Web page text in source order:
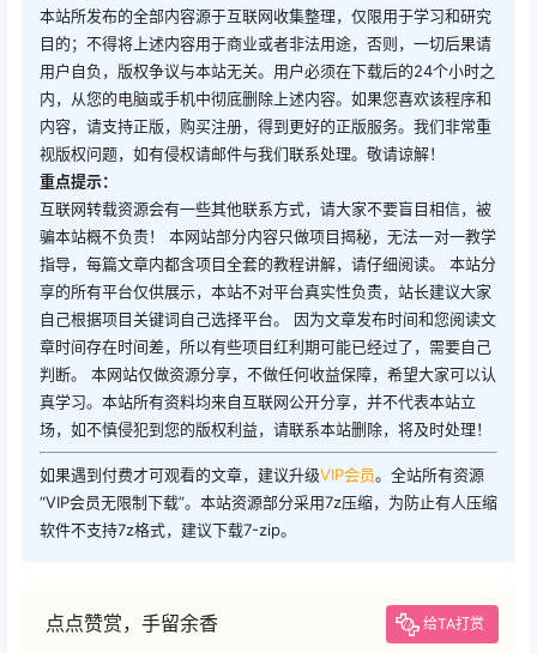
本站所发布的全部内容源于互联网收集整理，仅限用于学习和研究
目的；不得将上述内容用于商业或者非法用途，否则，一切后果请
用户自负，版权争议与本站无关。用户必须在下载后的24个小时之
内，从您的电脑或手机中彻底删除上述内容。如果您喜欢该程序和
内容，请支持正版，购买注册，得到更好的正版服务。我们非常重
视版权问题，如有侵权请邮件与我们联系处理。敬请谅解！
重点提示：
互联网转载资源会有一些其他联系方式，请大家不要盲目相信，被
骗本站概不负责！ 本网站部分内容只做项目揭秘，无法一对一教学
指导，每篇文章内都含项目全套的教程讲解，请仔细阅读。 本站分
享的所有平台仅供展示，本站不对平台真实性负责，站长建议大家
自己根据项目关键词自己选择平台。 因为文章发布时间和您阅读文
章时间存在时间差，所以有些项目红利期可能已经过了，需要自己
判断。 本网站仅做资源分享，不做任何收益保障，希望大家可以认
真学习。本站所有资料均来自互联网公开分享，并不代表本站立
场，如不慎侵犯到您的版权利益，请联系本站删除，将及时处理！
如果遇到付费才可观看的文章，建议升级VIP会员。全站所有资源
“VIP会员无限制下载”。本站资源部分采用7z压缩，为防止有人压缩
软件不支持7z格式，建议下载7-zip。
点点赞赏，手留余香 给TA打赏